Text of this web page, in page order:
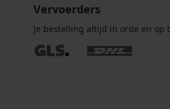
Vervoerders
Je bestelling altijd in orde en op